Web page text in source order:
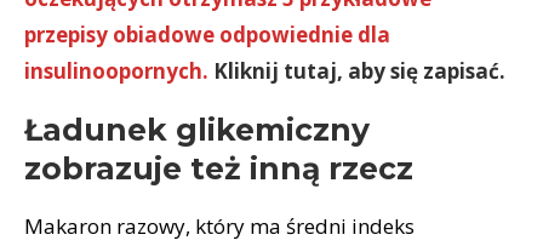
przepisy obiadowe odpowiednie dla
insulinoopornych. Kliknij tutaj, aby się zapisać.
Ładunek glikemiczny
zobrazuje też inną rzecz
Makaron razowy, który ma średni indeks